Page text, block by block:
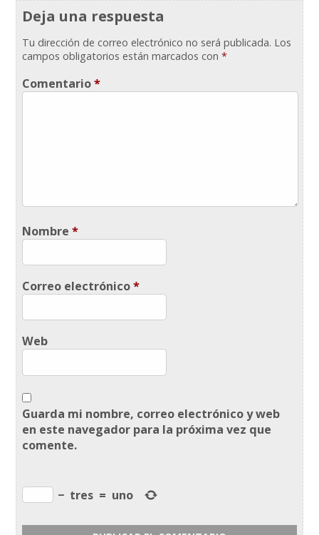
Deja una respuesta
Tu dirección de correo electrónico no será publicada. Los
campos obligatorios están marcados con*
Comentario*
Nombre*
Correo electrónico*
Web
Guarda mi nombre, correo electrónico y web
en este navegador para la próxima vez que
comente.
− tres = uno